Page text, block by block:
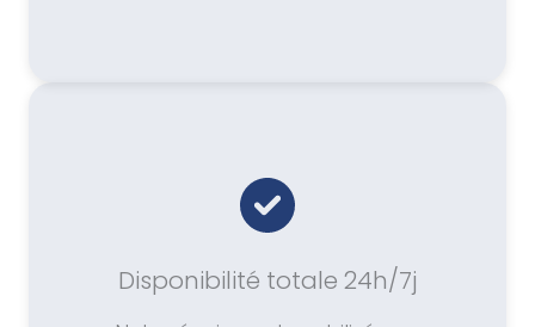
Disponibilité totale 24h/7j